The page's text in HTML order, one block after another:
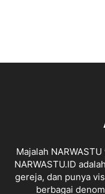
Majalah
NARWASTU.ID
gereja, dan punya
berbagai